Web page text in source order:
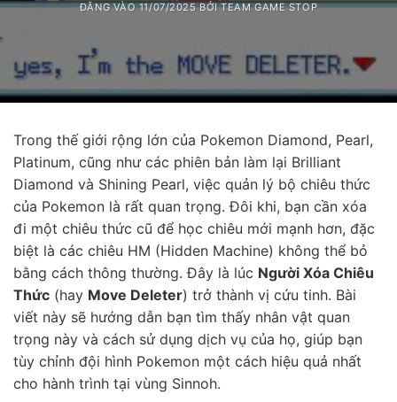
ĐĂNG VÀO11/07/2025 BỞITEAM GAME STOP
Trong thế giới rộng lớn của Pokemon Diamond, Pearl,
Platinum, cũng như các phiên bản làm lại Brilliant
Diamond và Shining Pearl, việc quản lý bộ chiêu thức
của Pokemon là rất quan trọng. Đôi khi, bạn cần xóa
đi một chiêu thức cũ để học chiêu mới mạnh hơn, đặc
biệt là các chiêu HM (Hidden Machine) không thể bỏ
bằng cách thông thường. Đây là lúc Người Xóa Chiêu
Thức (hay Move Deleter) trở thành vị cứu tinh. Bài
viết này sẽ hướng dẫn bạn tìm thấy nhân vật quan
trọng này và cách sử dụng dịch vụ của họ, giúp bạn
tùy chỉnh đội hình Pokemon một cách hiệu quả nhất
cho hành trình tại vùng Sinnoh.